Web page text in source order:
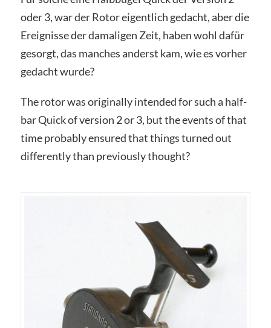
oder 3, war der Rotor eigentlich gedacht, aber die
Ereignisse der damaligen Zeit, haben wohl dafür
gesorgt, das manches anderst kam, wie es vorher
gedacht wurde?
The rotor was originally intended for such a half-
bar Quick of version 2 or 3, but the events of that
time probably ensured that things turned out
differently than previously thought?